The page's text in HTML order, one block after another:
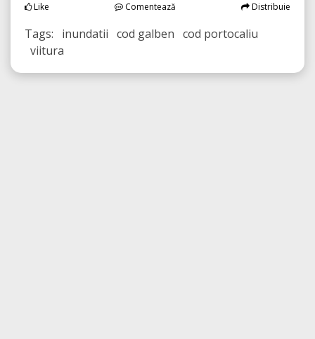
Like Comentează Distribuie
Tags: inundatii cod galben cod portocaliu
viitura